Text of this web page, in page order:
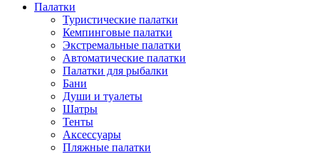
Палатки
Туристические палатки
Кемпинговые палатки
Экстремальные палатки
Автоматические палатки
Палатки для рыбалки
Бани
Души и туалеты
Шатры
Тенты
Аксессуары
Пляжные палатки